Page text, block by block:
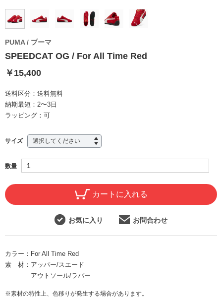
PUMA / プーマ
SPEEDCAT OG / For All Time Red
￥15,400
送料区分： 送料無料
納期最短： 2〜3日
ラッピング： 可
サイズ
数量
カートに入れる
お気に入り お問合わせ
カラー： For All Time Red
素 材： アッパー/スエード
アウトソール/ラバー
※素材の特性上、色移りが発生する場合があります。